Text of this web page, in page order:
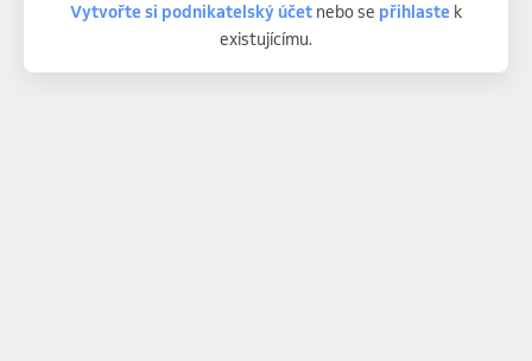
Vytvořte si podnikatelský účetnebo se přihlastek
existujícímu.